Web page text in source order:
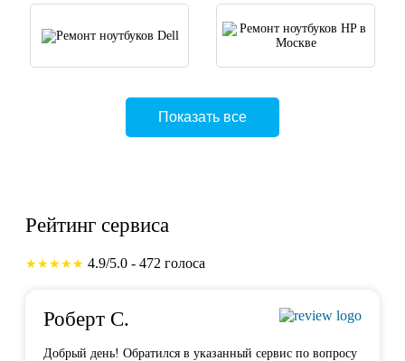
Показать все
Рейтинг сервиса
★★★★★ 4.9/5.0 - 472 голоса
Роберт С.
Добрый день! Обратился в указанный сервис по вопросу